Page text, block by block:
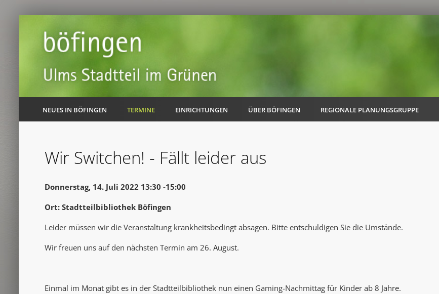
NEUES IN BÖFINGEN TERMINE EINRICHTUNGEN ÜBER BÖFINGEN REGIONALE PLANUNGSGRUPPE
AK Internet
Wir Switchen! - Fällt leider aus
Donnerstag, 14. Juli 2022 13:30 -15:00
Ort: Stadtteilbibliothek Böfingen
Leider müssen wir die Veranstaltung krankheitsbedingt absagen. Bitte entschuldigen Sie die Umstände.
Wir freuen uns auf den nächsten Termin am 26. August.
Einmal im Monat gibt es in der Stadtteilbibliothek nun einen Gaming-Nachmittag für Kinder ab 8 Jahre.